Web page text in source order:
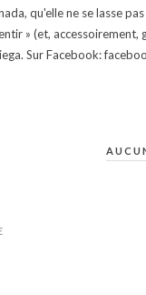
qu'elle ne se lasse
» (et,
Sur Facebook: